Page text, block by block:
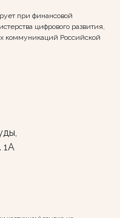
при финансовой
цифрового развития,
коммуникаций Российской
1А